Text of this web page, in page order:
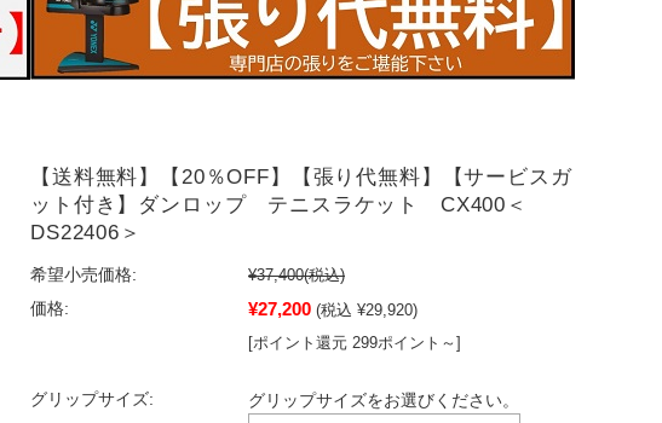
【送料無料】【20％OFF】【張り代無料】【サービスガ
ット付き】ダンロップ テニスラケット CX400＜
DS22406＞
希望小売価格: ¥37,400(税込)
価格:
¥27,200 (税込 ¥29,920)
[ポイント還元 299ポイント～]
グリップサイズ: グリップサイズをお選びください。